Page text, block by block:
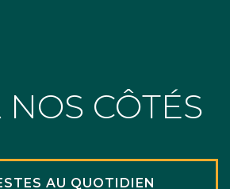
CÔTÉS
AU QUOTIDIEN